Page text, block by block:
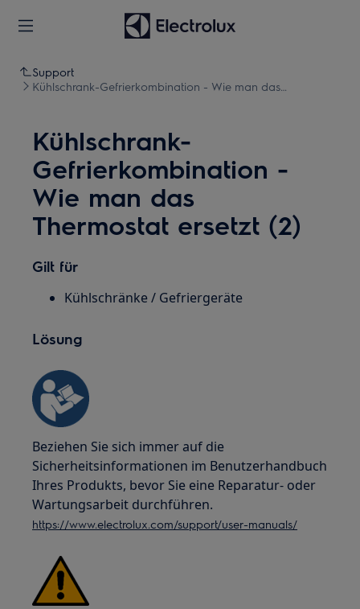
Support
Kühlschrank-Gefrierkombination - Wie man das
Kühlschrank-
Gefrierkombination -
Wie man das
Thermostat ersetzt (2)
Gilt für
Kühlschränke / Gefriergeräte
Lösung
Beziehen Sie sich immer auf die
Sicherheitsinformationen im Benutzerhandbuch
Ihres Produkts, bevor Sie eine Reparatur- oder
Wartungsarbeit durchführen.
https://www.electrolux.com/support/user-manuals/